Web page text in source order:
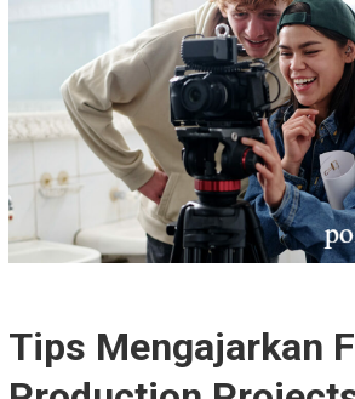
Tips Mengajarkan